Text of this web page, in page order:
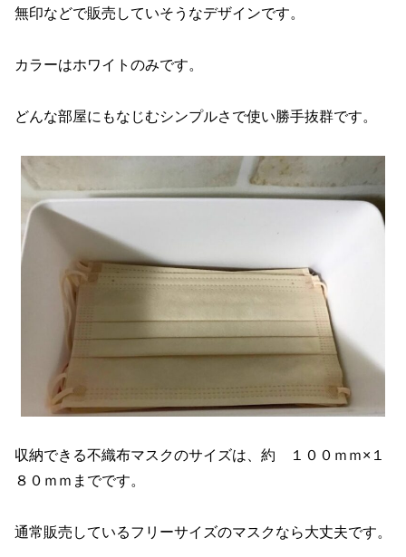
無印などで販売していそうなデザインです。
カラーはホワイトのみです。
どんな部屋にもなじむシンプルさで使い勝手抜群です。
収納できる不織布マスクのサイズは、約 １００ｍｍ×１
８０ｍｍまでです。
通常販売しているフリーサイズのマスクなら大丈夫です。